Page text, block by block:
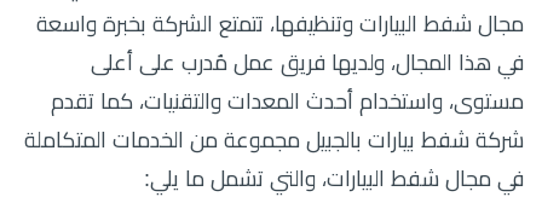
مجال شفط البيارات وتنظيفها، تتمتع الشركة بخبرة واسعة
في هذا المجال، ولديها فريق عمل مُدرب على أعلى
مستوى، واستخدام أحدث المعدات والتقنيات، كما تقدم
شركة شفط بيارات بالجبيل مجموعة من الخدمات المتكاملة
في مجال شفط البيارات، والتي تشمل ما يلي: